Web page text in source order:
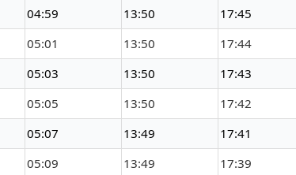
04:59 13:50 17:45
05:01 13:50 17:44
05:03 13:50 17:43
05:05 13:50 17:42
05:07 13:49 17:41
05:09 13:49 17:39